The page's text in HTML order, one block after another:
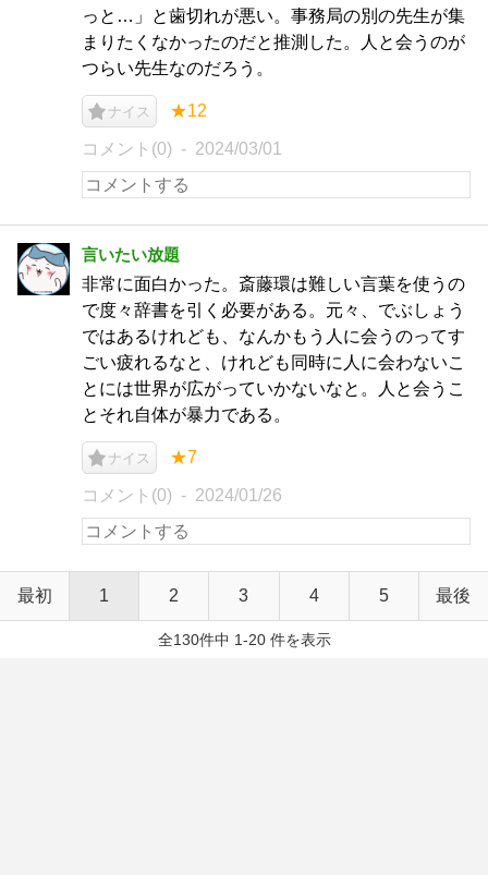
っと…」と歯切れが悪い。事務局の別の先生が集
まりたくなかったのだと推測した。人と会うのが
つらい先生なのだろう。
ナイス ★12
コメント(0) 2024/03/01
言いたい放題
非常に面白かった。斎藤環は難しい言葉を使うの
で度々辞書を引く必要がある。元々、でぶしょう
ではあるけれども、なんかもう人に会うのってす
ごい疲れるなと、けれども同時に人に会わないこ
とには世界が広がっていかないなと。人と会うこ
とそれ自体が暴力である。
ナイス ★7
コメント(0) 2024/01/26
最初 1 2 3 4 5 最後
全130件中 1-20 件を表示